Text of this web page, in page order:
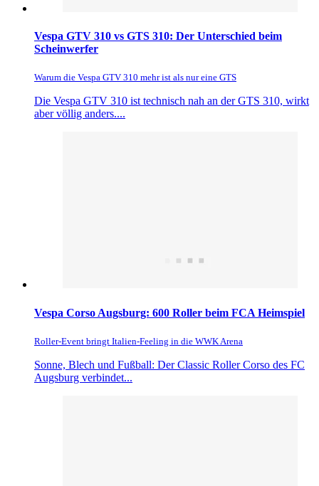
Vespa GTV 310 vs GTS 310: Der Unterschied beim
Scheinwerfer
Warum die Vespa GTV 310 mehr ist als nur eine GTS
Die Vespa GTV 310 ist technisch nah an der GTS 310, wirkt
aber völlig anders....
Vespa Corso Augsburg: 600 Roller beim FCA Heimspiel
Roller-Event bringt Italien-Feeling in die WWK Arena
Sonne, Blech und Fußball: Der Classic Roller Corso des FC
Augsburg verbindet...